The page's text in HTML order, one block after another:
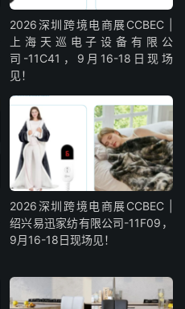
2026深圳跨境电商展CCBEC |
上海天巡电子设备有限公
司-11C41，9月16-18日现场
见！
2026深圳跨境电商展CCBEC |
绍兴易迅家纺有限公司-11F09，
9月16-18日现场见！